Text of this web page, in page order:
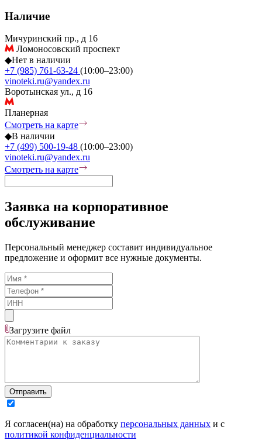
Наличие
Мичуринский пр., д 16
Ломоносовский проспект
◆Нет в наличии
+7 (985) 761-63-24 (10:00–23:00)
vinoteki.ru@yandex.ru
Воротынская ул., д 16
Планерная
Смотреть на карте
◆В наличии
+7 (499) 500-19-48 (10:00–23:00)
vinoteki.ru@yandex.ru
Смотреть на карте
Заявка на корпоративное
обслуживание
Персональный менеджер составит индивидуальное
предложение и оформит все нужные документы.
Загрузите файл
Отправить
Я согласен(на) на обработку персональных данных и с
политикой конфиденциальности